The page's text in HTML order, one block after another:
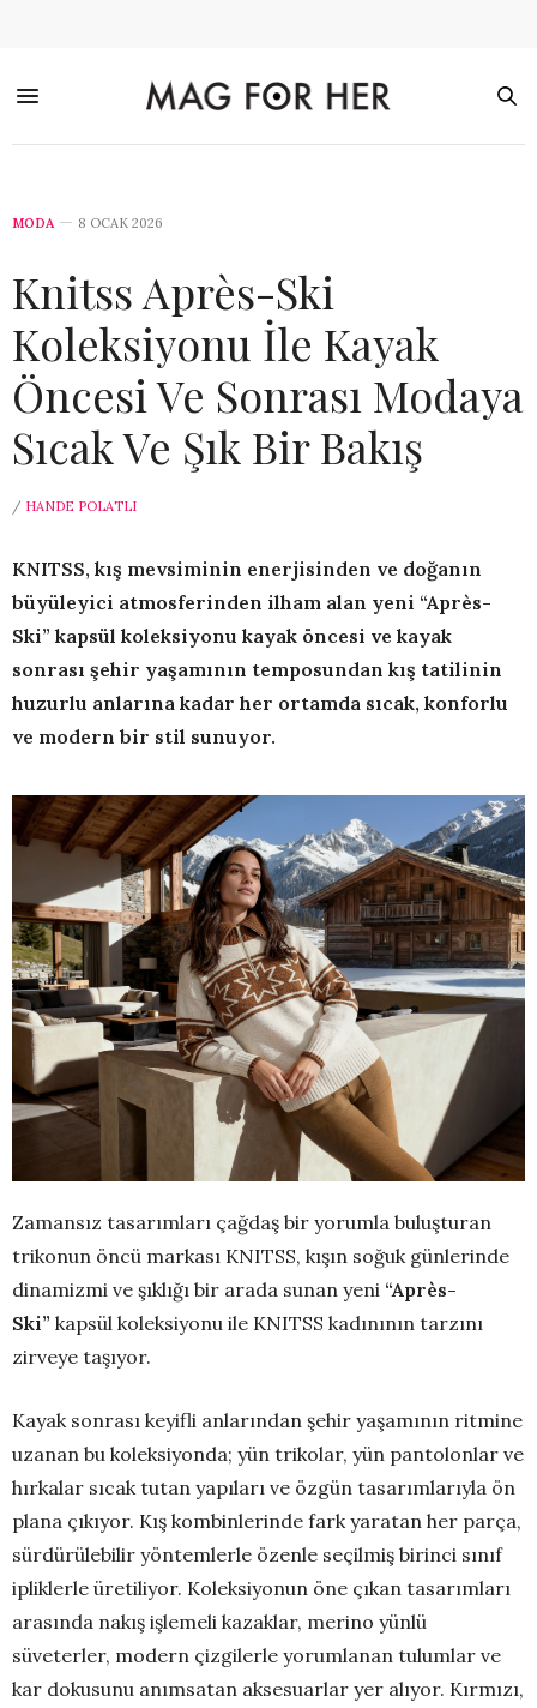
MODA 8 OCAK 2026
Knitss Après-Ski
Koleksiyonu İle Kayak
Öncesi Ve Sonrası Modaya
Sıcak Ve Şık Bir Bakış
/ HANDE POLATLI
KNITSS, kış mevsiminin enerjisinden ve doğanın
büyüleyici atmosferinden ilham alan yeni “Après-
Ski” kapsül koleksiyonu kayak öncesi ve kayak
sonrası şehir yaşamının temposundan kış tatilinin
huzurlu anlarına kadar her ortamda sıcak, konforlu
ve modern bir stil sunuyor.
Zamansız tasarımları çağdaş bir yorumla buluşturan
trikonun öncü markası KNITSS, kışın soğuk günlerinde
dinamizmi ve şıklığı bir arada sunan yeni “Après-
Ski” kapsül koleksiyonu ile KNITSS kadınının tarzını
zirveye taşıyor.
Kayak sonrası keyifli anlarından şehir yaşamının ritmine
uzanan bu koleksiyonda; yün trikolar, yün pantolonlar ve
hırkalar sıcak tutan yapıları ve özgün tasarımlarıyla ön
plana çıkıyor. Kış kombinlerinde fark yaratan her parça,
sürdürülebilir yöntemlerle özenle seçilmiş birinci sınıf
ipliklerle üretiliyor. Koleksiyonun öne çıkan tasarımları
arasında nakış işlemeli kazaklar, merino yünlü
süveterler, modern çizgilerle yorumlanan tulumlar ve
kar dokusunu anımsatan aksesuarlar yer alıyor. Kırmızı,